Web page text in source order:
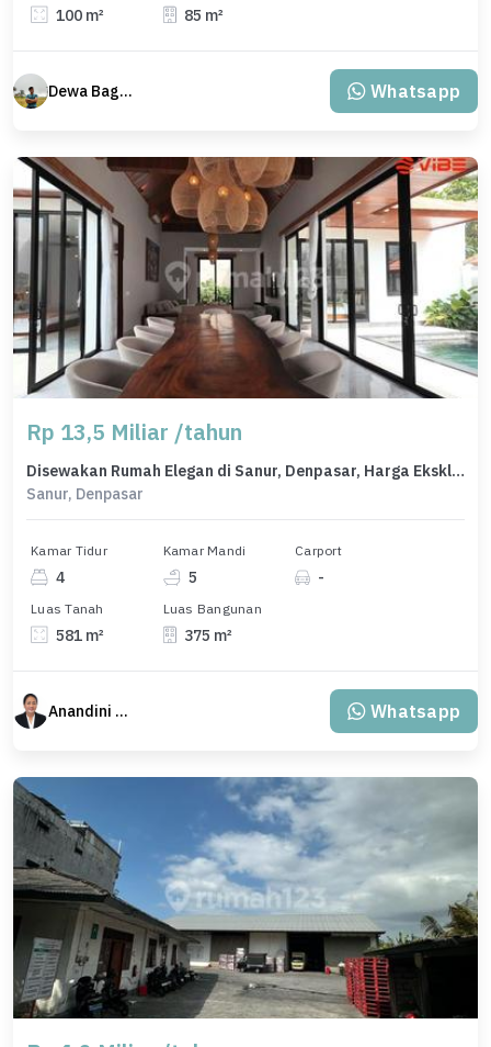
100 m² 85 m²
Dewa Bagus Dwi Mantara Whatsapp
Rp 13,5 Miliar /tahun
Disewakan Rumah Elegan di Sanur, Denpasar, Harga Eksklusif
Sanur, Denpasar
Kamar Tidur
4
Kamar Mandi
5
Carport
-
Luas Tanah
581 m²
Luas Bangunan
375 m²
Anandini Property Whatsapp